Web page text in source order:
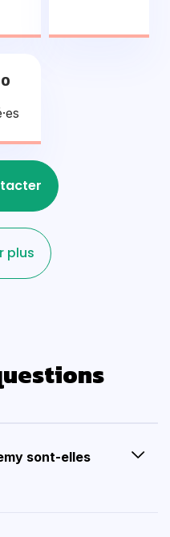
plus
sont-elles